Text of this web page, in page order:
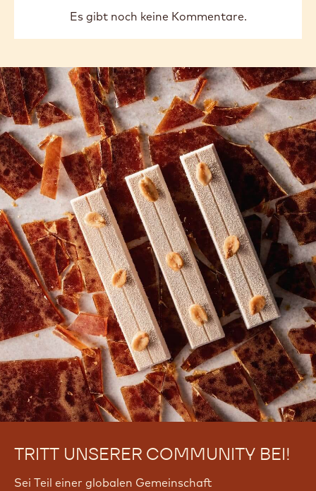
Es gibt noch keine Kommentare.
TRITT UNSERER COMMUNITY BEI!
Sei Teil einer globalen Gemeinschaft